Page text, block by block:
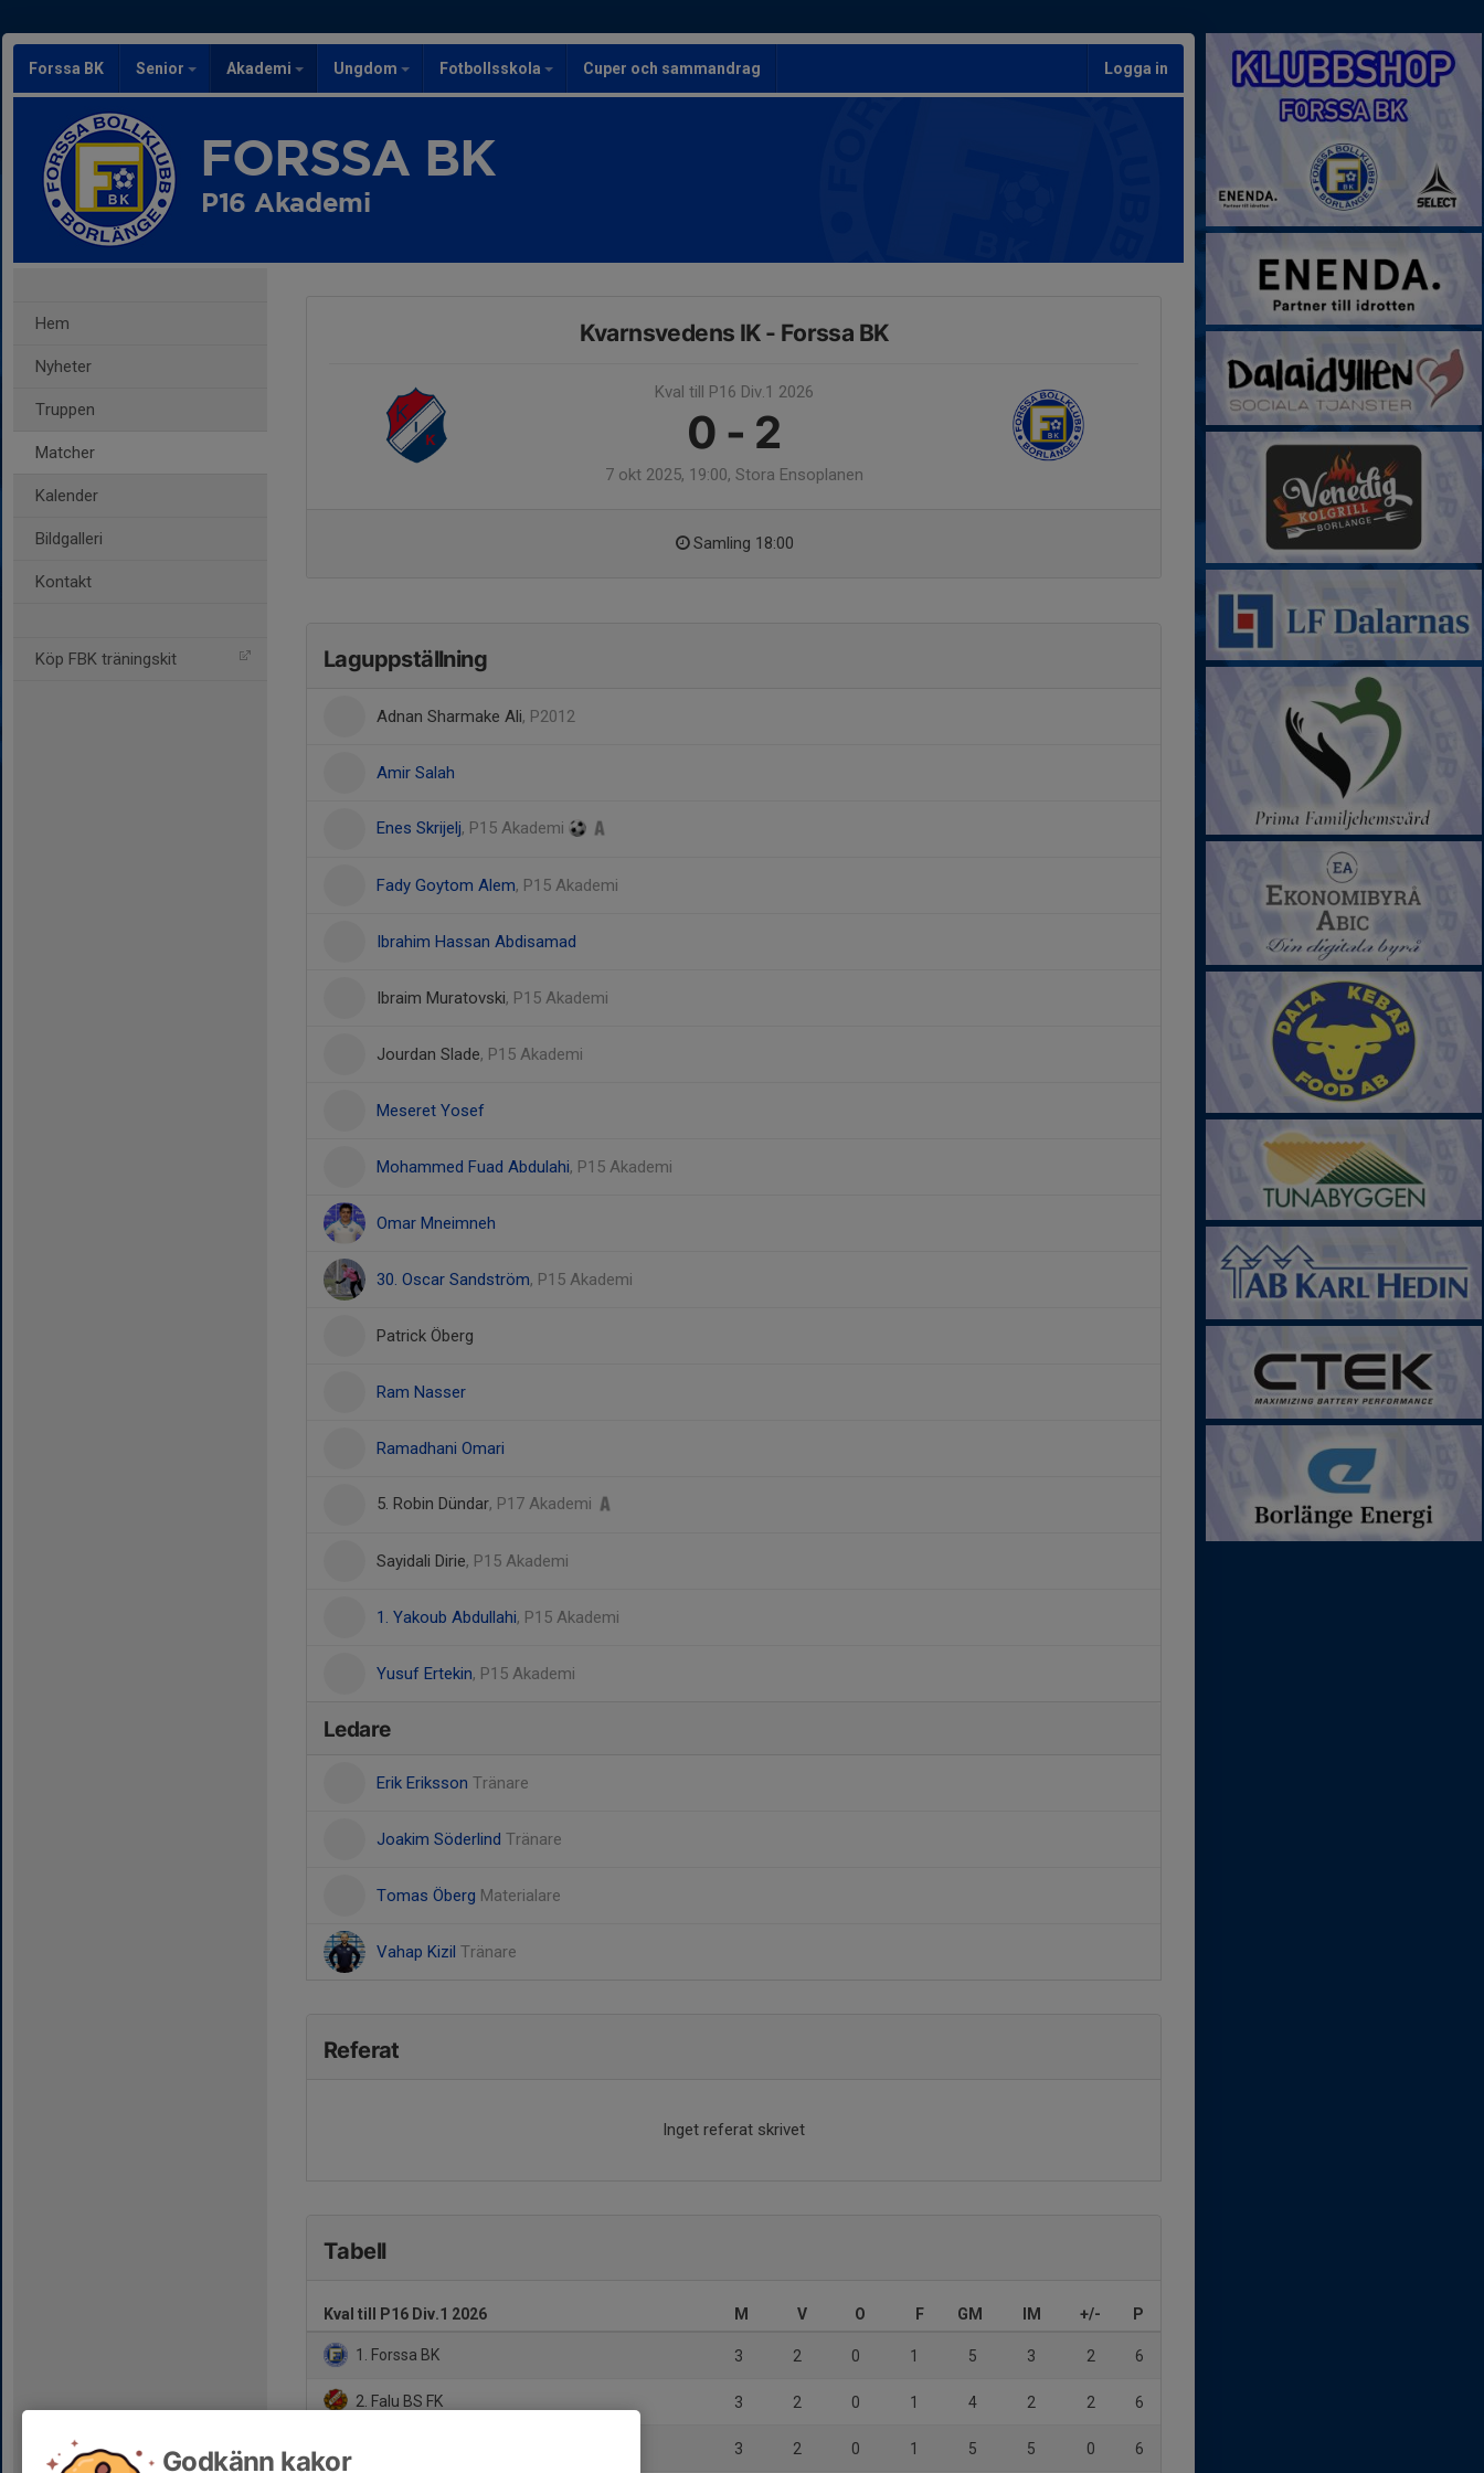
Forssa BK Senior Akademi Ungdom Fotbollsskola Cuper och sammandrag Logga in
FORSSA BK
P16 Akademi
Hem
Nyheter
Truppen
Matcher
Kalender
Bildgalleri
Kontakt
Köp FBK träningskit
Kvarnsvedens IK - Forssa BK
Kval till P16 Div.1 2026
0 - 2
7 okt 2025, 19:00, Stora Ensoplanen
Samling 18:00
Laguppställning
Adnan Sharmake Ali, P2012
Amir Salah
Enes Skrijelj, P15 Akademi
Fady Goytom Alem, P15 Akademi
Ibrahim Hassan Abdisamad
Ibraim Muratovski, P15 Akademi
Jourdan Slade, P15 Akademi
Meseret Yosef
Mohammed Fuad Abdulahi, P15 Akademi
Omar Mneimneh
30. Oscar Sandström, P15 Akademi
Patrick Öberg
Ram Nasser
Ramadhani Omari
5. Robin Dündar, P17 Akademi
Sayidali Dirie, P15 Akademi
1. Yakoub Abdullahi, P15 Akademi
Yusuf Ertekin, P15 Akademi
Ledare
Erik Eriksson Tränare
Joakim Söderlind Tränare
Tomas Öberg Materialare
Vahap Kizil Tränare
Referat
Inget referat skrivet
Tabell
Kval till P16 Div.1 2026 M V O F GM IM +/- P
1. Forssa BK 3 2 0 1 5 3 2 6
2. Falu BS FK 3 2 0 1 4 2 2 6
3 2 0 1 5 5 0 6
Godkänn kakor